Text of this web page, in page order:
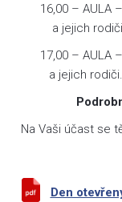
16,00 – AULA
a jejich
17,00 – AULA
a jejich
Na Vaši účast se
Den